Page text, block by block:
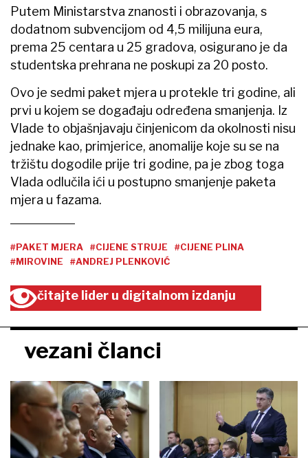
Putem Ministarstva znanosti i obrazovanja, s
dodatnom subvencijom od 4,5 milijuna eura,
prema 25 centara u 25 gradova, osigurano je da
studentska prehrana ne poskupi za 20 posto.
Ovo je sedmi paket mjera u protekle tri godine, ali
prvi u kojem se događaju određena smanjenja. Iz
Vlade to objašnjavaju činjenicom da okolnosti nisu
jednake kao, primjerice, anomalije koje su se na
tržištu dogodile prije tri godine, pa je zbog toga
Vlada odlučila ići u postupno smanjenje paketa
mjera u fazama.
#PAKET MJERA #CIJENE STRUJE
#CIJENE PLINA
#MIROVINE
#ANDREJ PLENKOVIĆ
čitajte lider u digitalnom izdanju
vezani članci